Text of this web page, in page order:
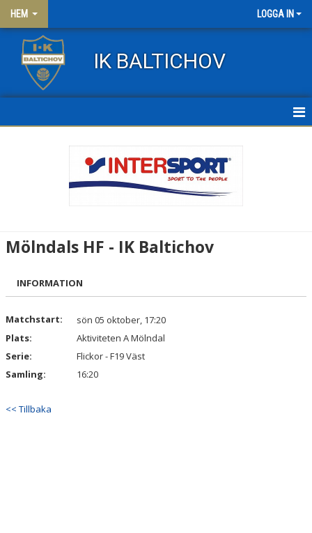
HEM LOGGA IN
IK BALTICHOV
KALENDER
VÅRA LAG & LEDARE
MATCHER
ÅRSMÖTEN
Mölndals HF - IK Baltichov
INFORMATION
Matchstart:
sön 05 oktober, 17:20
Plats:
Aktiviteten A Mölndal
Serie:
Flickor - F19 Väst
Samling:
16:20
<< Tillbaka